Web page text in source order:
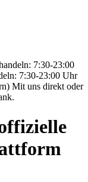
7:30-23:00
7:30-23:00 Uhr
Mit uns direkt oder